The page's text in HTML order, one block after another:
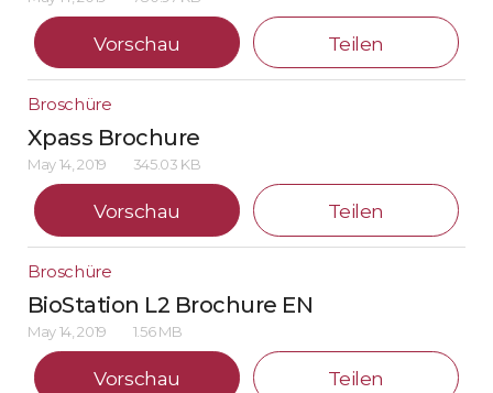
Vorschau Teilen
Broschüre
Xpass Brochure
May 14, 2019 345.03 KB
Vorschau Teilen
Broschüre
BioStation L2 Brochure EN
May 14, 2019 1.56 MB
Vorschau Teilen